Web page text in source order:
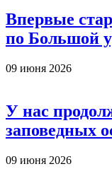
Впервые
по Большой
09 июня 2026
У нас
заповедных
09 июня 2026